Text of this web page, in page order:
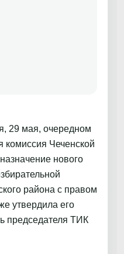
29 мая, очередном
комиссия Чеченской
нового
района с правом
утвердила его
председателя ТИК